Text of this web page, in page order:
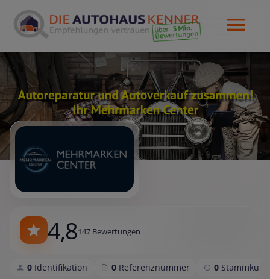
4,8147 Bewertungen
0 Identifikation 0 Referenznummer 0